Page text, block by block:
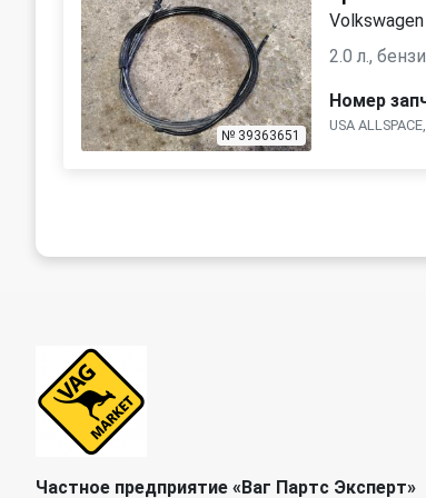
№ 39363651
2.0 л.,
Номер
USA
Частное предприятие «Ваг Партс Эксперт»